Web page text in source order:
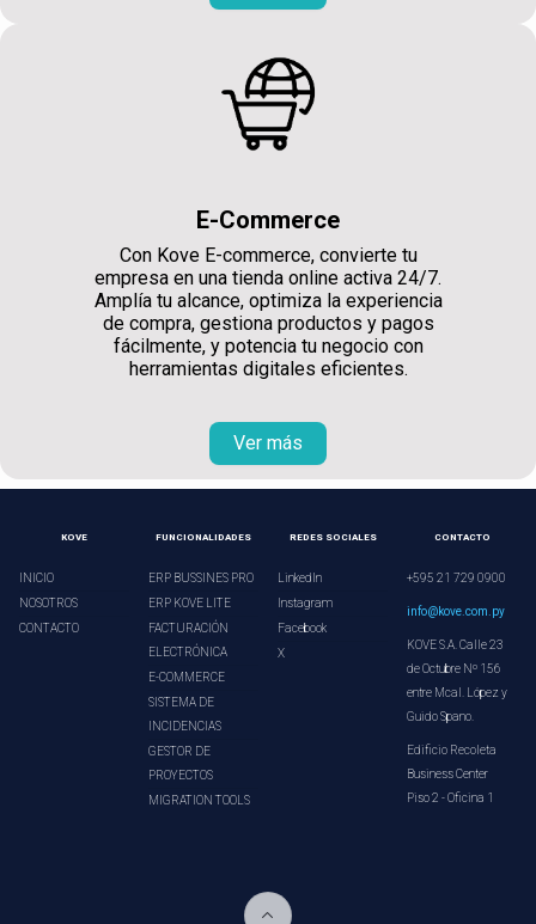
E-Commerce
Con Kove E-commerce, convierte tu
empresa en una tienda online activa 24/7.
Amplía tu alcance, optimiza la experiencia
de compra, gestiona productos y pagos
fácilmente, y potencia tu negocio con
herramientas digitales eficientes.
Ver más
KOVE
INICIO
NOSOTROS
CONTACTO
FUNCIONALIDADES
ERP BUSSINES PRO
ERP KOVE LITE
FACTURACIÓN
ELECTRÓNICA
E-COMMERCE
SISTEMA DE
INCIDENCIAS
GESTOR DE
PROYECTOS
MIGRATION TOOLS
REDES SOCIALES
LinkedIn
Instagram
Facebook
X
CONTACTO
+595 21 729 0900
info@kove.com.py
KOVE S.A. Calle 23
de Octubre Nº 156
entre Mcal. López y
Guido Spano.
Edificio Recoleta
Business Center
Piso 2 - Oficina 1